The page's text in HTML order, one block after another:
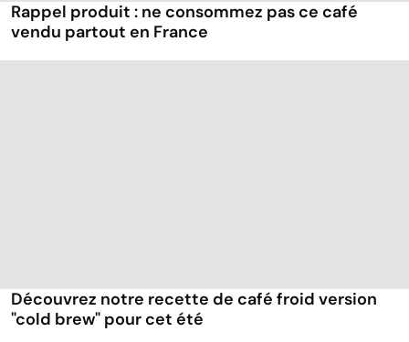
Rappel produit : ne consommez pas ce café
vendu partout en France
Découvrez notre recette de café froid version
"cold brew" pour cet été